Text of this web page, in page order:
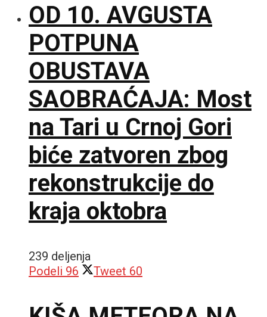
OD 10. AVGUSTA
POTPUNA
OBUSTAVA
SAOBRAĆAJA: Most
na Tari u Crnoj Gori
biće zatvoren zbog
rekonstrukcije do
kraja oktobra
239 deljenja
Podeli 96 Tweet 60